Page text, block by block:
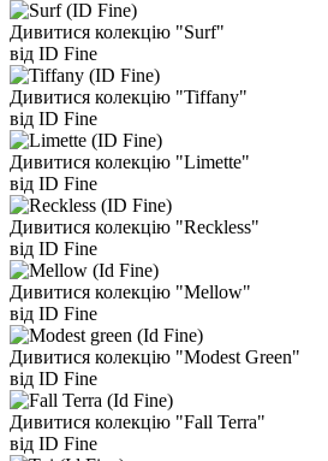
Дивитися колекцію "Surf"
від ID Fine
Дивитися колекцію "Tiffany"
від ID Fine
Дивитися колекцію "Limette"
від ID Fine
Дивитися колекцію "Reckless"
від ID Fine
Дивитися колекцію "Mellow"
від ID Fine
Дивитися колекцію "Modest Green"
від ID Fine
Дивитися колекцію "Fall Terra"
від ID Fine